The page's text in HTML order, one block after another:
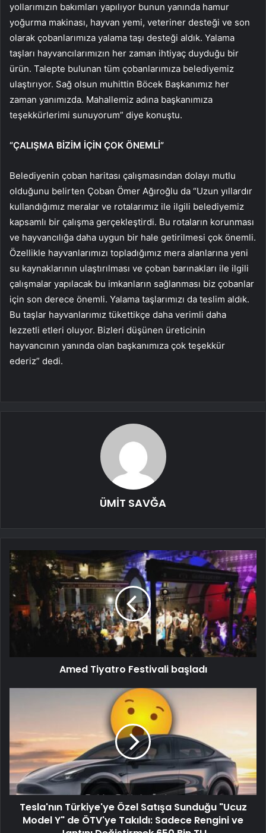
yollarımızın bakımları yapılıyor bunun yanında hamur
yoğurma makinası, hayvan yemi, veteriner desteği ve son
olarak çobanlarımıza yalama taşı desteği aldık. Yalama
taşları hayvancılarımızın her zaman ihtiyaç duyduğu bir
ürün. Talepte bulunan tüm çobanlarımıza belediyemiz
ulaştırıyor. Sağ olsun muhittin Böcek Başkanımız her
zaman yanımızda. Mahallemiz adına başkanımıza
teşekkürlerimi sunuyorum” diye konuştu.
“ÇALIŞMA BİZİM İÇİN ÇOK ÖNEMLİ”
Belediyenin çoban haritası çalışmasından dolayı mutlu
olduğunu belirten Çoban Ömer Ağıroğlu da “Uzun yıllardır
kullandığımız meralar ve rotalarımız ile ilgili belediyemiz
kapsamlı bir çalışma gerçekleştirdi. Bu rotaların korunması
ve hayvancılığa daha uygun bir hale getirilmesi çok önemli.
Özellikle hayvanlarımızı topladığımız mera alanlarına yeni
su kaynaklarının ulaştırılması ve çoban barınakları ile ilgili
çalışmalar yapılacak bu imkanların sağlanması biz çobanlar
için son derece önemli. Yalama taşlarımızı da teslim aldık.
Bu taşlar hayvanlarımız tükettikçe daha verimli daha
lezzetli etleri oluyor. Bizleri düşünen üreticinin
hayvancının yanında olan başkanımıza çok teşekkür
ederiz” dedi.
ÜMİT SAVĞA
Amed Tiyatro Festivali başladı
Tesla'nın Türkiye'ye Özel Satışa Sunduğu "Ucuz
Model Y" de ÖTV'ye Takıldı: Sadece Rengini ve